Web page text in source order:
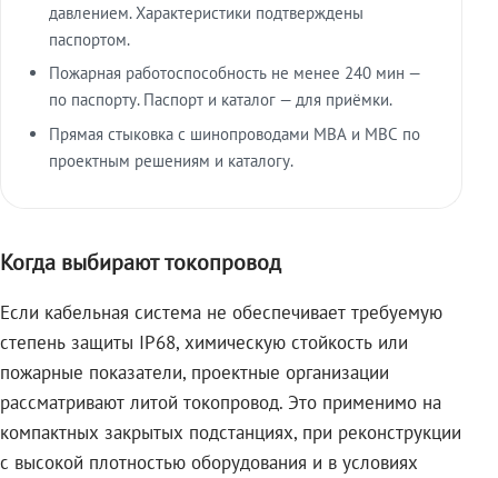
давлением. Характеристики подтверждены
паспортом.
Пожарная работоспособность не менее 240 мин —
по паспорту. Паспорт и каталог — для приёмки.
Прямая стыковка с шинопроводами МВА и МВС по
проектным решениям и каталогу.
Когда выбирают токопровод
Если кабельная система не обеспечивает требуемую
степень защиты IP68, химическую стойкость или
пожарные показатели, проектные организации
рассматривают литой токопровод. Это применимо на
компактных закрытых подстанциях, при реконструкции
с высокой плотностью оборудования и в условиях